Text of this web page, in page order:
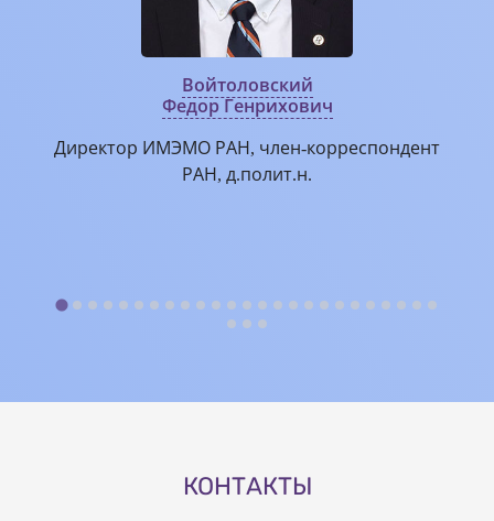
Войтоловский
Федор Генрихович
Директор ИМЭМО РАН, член-корреспондент
РАН, д.полит.н.
КОНТАКТЫ